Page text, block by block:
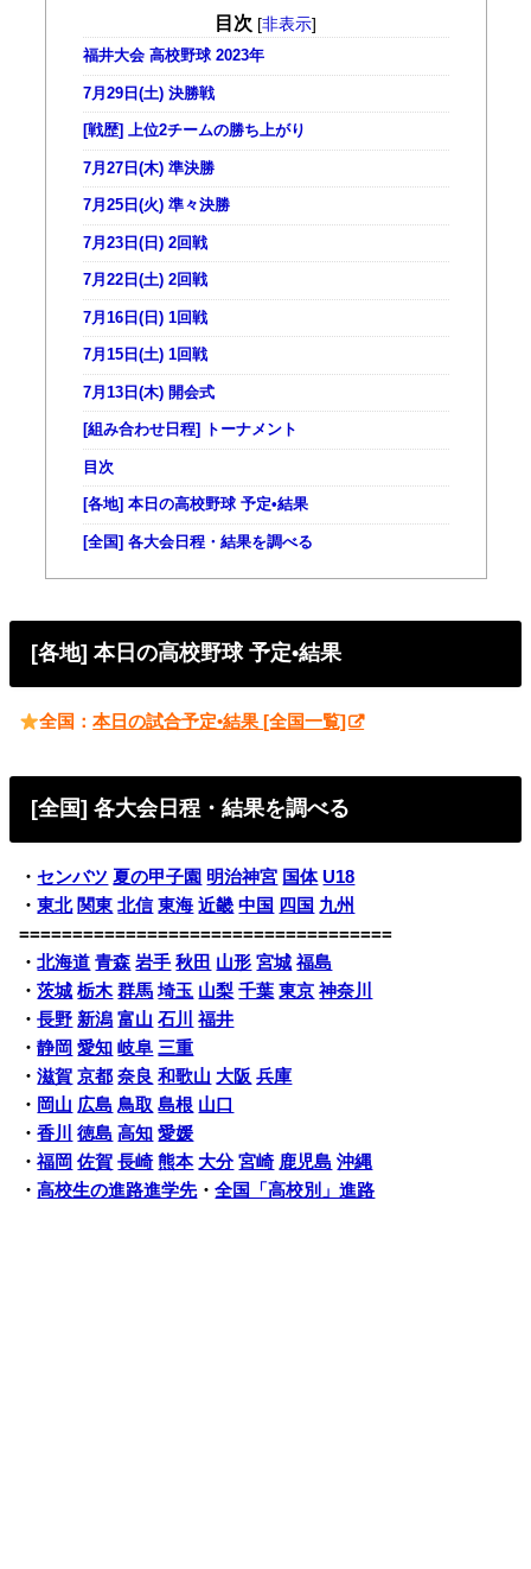
目次 [非表示]
福井大会 高校野球 2023年
7月29日(土) 決勝戦
[戦歴] 上位2チームの勝ち上がり
7月27日(木) 準決勝
7月25日(火) 準々決勝
7月23日(日) 2回戦
7月22日(土) 2回戦
7月16日(日) 1回戦
7月15日(土) 1回戦
7月13日(木) 開会式
[組み合わせ日程] トーナメント
目次
[各地] 本日の高校野球 予定•結果
[全国] 各大会日程・結果を調べる
[各地] 本日の高校野球 予定•結果
全国：本日の試合予定•結果 [全国一覧]
[全国] 各大会日程・結果を調べる
・ センバツ 夏の甲子園 明治神宮 国体 U18
・東北 関東 北信 東海 近畿 中国 四国 九州
===================================
・北海道 青森 岩手 秋田 山形 宮城 福島
・茨城 栃木 群馬 埼玉 山梨 千葉 東京 神奈川
・長野 新潟 富山 石川
福井
・静岡 愛知 岐阜 三重
・滋賀 京都 奈良 和歌山 大阪 兵庫
・ 岡山 広島 鳥取 島根 山口
・香川 徳島 高知 愛媛
・福岡 佐賀 長崎 熊本 大分 宮崎 鹿児島 沖縄
・高校生の進路進学先・全国「高校別」進路